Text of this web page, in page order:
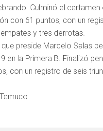
Culminó el
con 61 puntos, con un
y tres derrotas.
preside Marcelo Salas
en la Primera B. Finalizó
con un registro de seis